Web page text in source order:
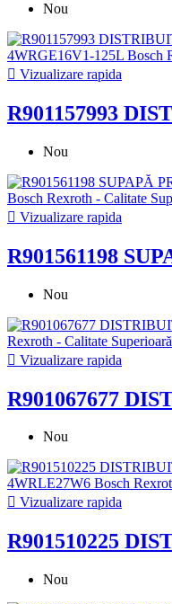
Nou
 Vizualizare rapida
R901157993
Nou
 Vizualizare rapida
R901561198
Nou
 Vizualizare rapida
R901067677
Nou
 Vizualizare rapida
R901510225
Nou